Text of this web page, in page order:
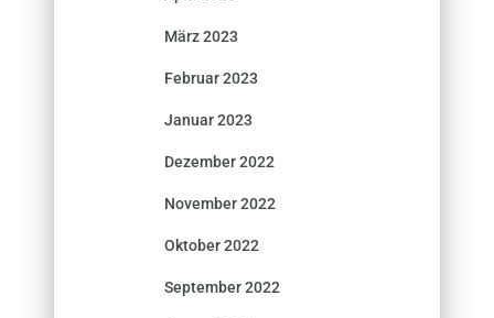
März 2023
Februar 2023
Januar 2023
Dezember 2022
November 2022
Oktober 2022
September 2022